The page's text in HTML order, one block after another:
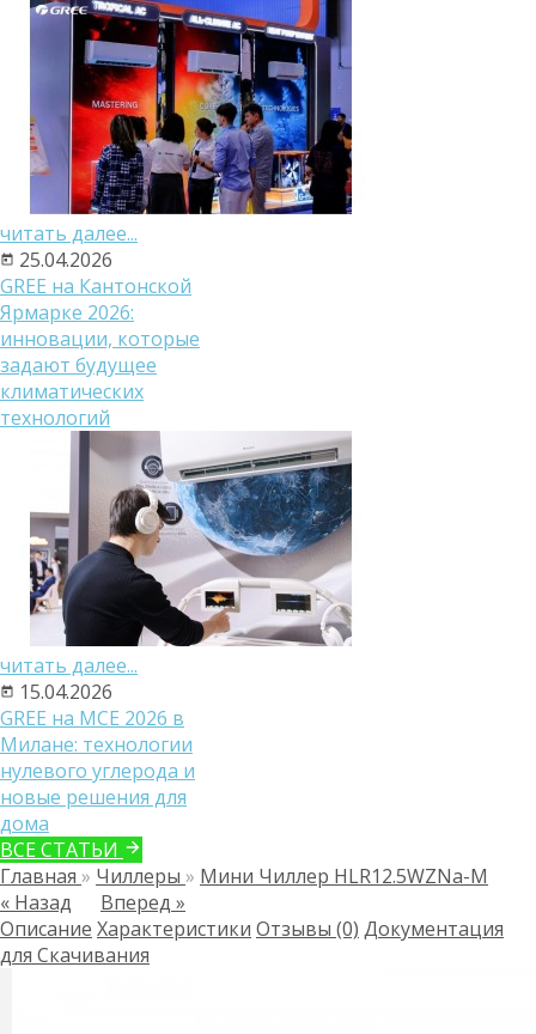
читать далее...
25.04.2026
GREE на Кантонской
Ярмарке 2026:
инновации, которые
задают будущее
климатических
технологий
читать далее...
15.04.2026
GREE на MCE 2026 в
Милане: технологии
нулевого углерода и
новые решения для
дома
ВСЕ СТАТЬИ
Главная » Чиллеры » Мини Чиллер HLR12.5WZNa-M
« Назад
Вперед »
Описание Характеристики Отзывы (0) Документация
для Скачивания